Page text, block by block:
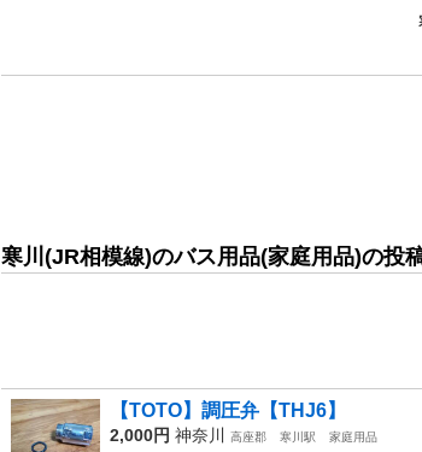
寒川(JR相模線)のバス用品(家庭用品)の投
【TOTO】調圧弁【THJ6】
2,000円 神奈川 高座郡 寒川駅
家庭用品